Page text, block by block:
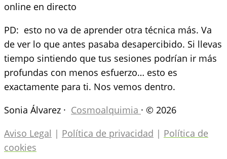
online en directo
PD: esto no va de aprender otra técnica más. Va
de ver lo que antes pasaba desapercibido. Si llevas
tiempo sintiendo que tus sesiones podrían ir más
profundas con menos esfuerzo… esto es
exactamente para ti. Nos vemos dentro.
Sonia Álvarez · Cosmoalquimia · © 2026
Aviso Legal | Política de privacidad | Política de
cookies